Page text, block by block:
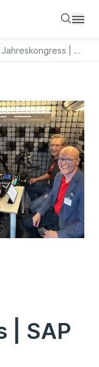
Podcast DSAG Jahreskongress | SAP Security
| SAP